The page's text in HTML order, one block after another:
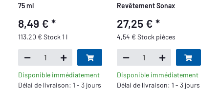
75 ml
8,49 €*
113,20 € Stock 1 l
Disponible immédiatement
Délai de livraison: 1 - 3 jours
Revêtement Sonax
27,25 € *
4,54 € Stock pièces
Disponible immédiatement
Délai de livraison: 1 - 3 jours